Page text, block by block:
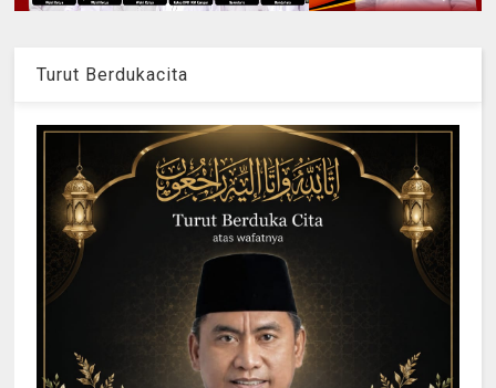
Turut Berdukacita